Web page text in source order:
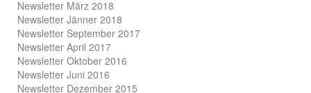
Newsletter März 2018
Newsletter Jänner 2018
Newsletter September 2017
Newsletter April 2017
Newsletter Oktober 2016
Newsletter Juni 2016
Newsletter Dezember 2015